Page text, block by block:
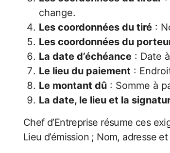
change.
Les coordonnées du tiré :
Les coordonnées du
La date d’échéance : Date
Le lieu du paiement :
Le montant dû : Somme à
La date, le lieu et la
Chef d’Entreprise résume ces
Lieu d’émission ; Nom, adresse